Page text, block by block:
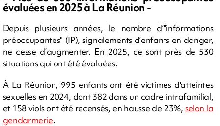
évaluées en 2025 à La Réunion -
Depuis plusieurs années, le nombre d’"informations
préoccupantes" (IP), signalements d’enfants en danger,
ne cesse d’augmenter. En 2025, ce sont près de 530
situations qui ont été évaluées.
À La Réunion, 995 enfants ont été victimes d'atteintes
sexuelles en 2024, dont 382 dans un cadre intrafamilial,
et 158 viols ont été recensés, en hausse de 23%, selon la
gendarmerie.